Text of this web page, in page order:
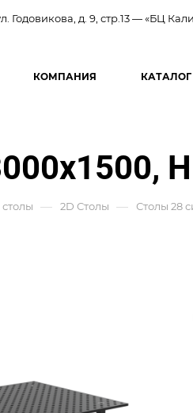
Годовикова, д. 9, стр.13 — «БЦ
КОМПАНИЯ КАТАЛОГ
— 2D Столы — Столы 28